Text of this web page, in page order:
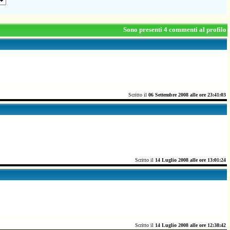
Sono presenti 4 commenti al profilo
Scritto il 06 Settembre 2008 alle ore 23:41:03
Scritto il 14 Luglio 2008 alle ore 13:01:24
Scritto il 14 Luglio 2008 alle ore 12:38:42